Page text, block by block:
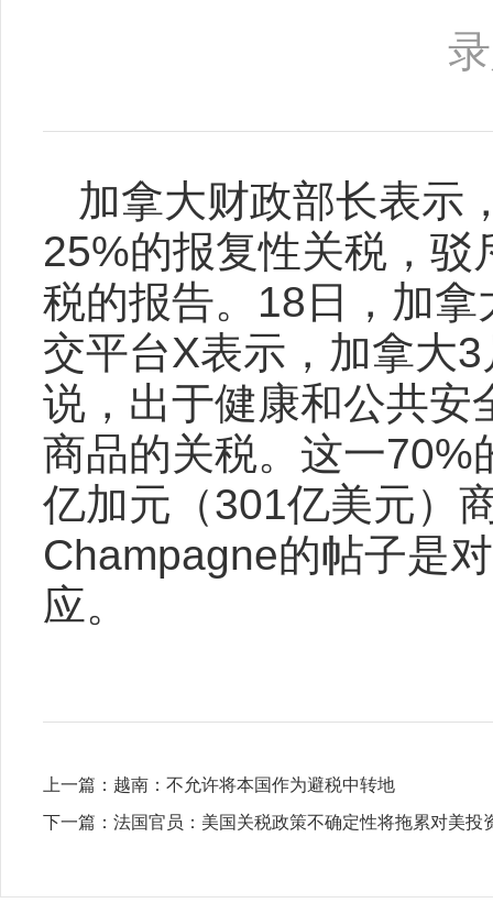
加拿大财政部长表示
25%的报复性关税，
税的报告。18日，加
交平台X表示，加拿大
说，出于健康和公共安
商品的关税。这一70%
亿加元（301亿美元）
Champagne的帖子是
应。
上一篇： 越南：不允许将本国作为避税中转地
下一篇： 法国官员：美国关税政策不确定性将拖累对美投